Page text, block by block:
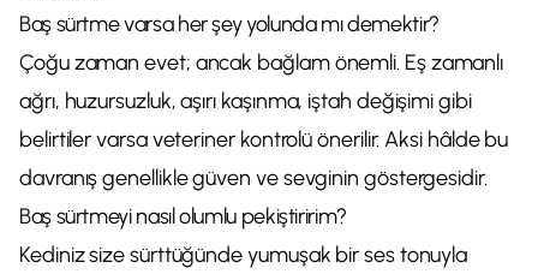
Baş sürtme varsa her şey yolunda mı demektir?
Çoğu zaman evet; ancak bağlam önemli. Eş zamanlı
ağrı, huzursuzluk, aşırı kaşınma, iştah değişimi gibi
belirtiler varsa veteriner kontrolü önerilir. Aksi hâlde bu
davranış genellikle güven ve sevginin göstergesidir.
Baş sürtmeyi nasıl olumlu pekiştiririm?
Kediniz size sürttüğünde yumuşak bir ses tonuyla